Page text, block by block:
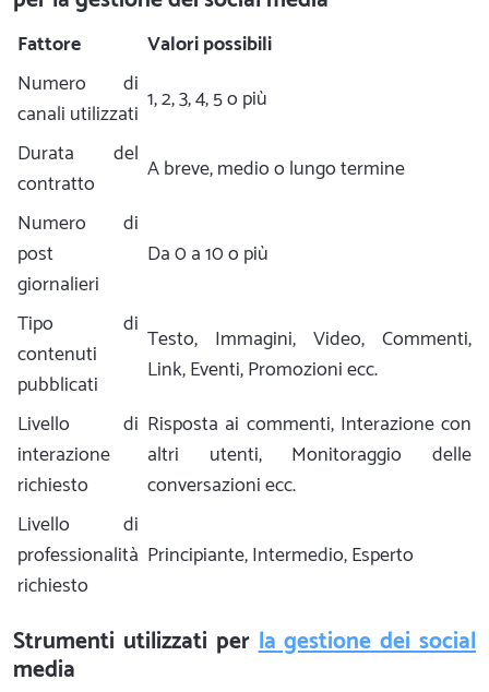
Fattore
Valori possibili
Numero di
canali utilizzati 1, 2, 3, 4, 5 o più
Durata del
contratto
A breve, medio o lungo termine
Numero di
post
giornalieri
Da 0 a 10 o più
Tipo di
contenuti
pubblicati
Testo, Immagini, Video, Commenti,
Link, Eventi, Promozioni ecc.
Livello di
interazione
richiesto
Risposta ai commenti, Interazione con
altri utenti, Monitoraggio delle
conversazioni ecc.
Livello di
professionalità
richiesto
Principiante, Intermedio, Esperto
Strumenti utilizzati perla gestione dei social
media